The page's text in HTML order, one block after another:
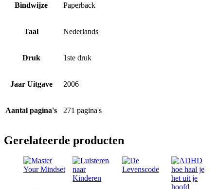
Bindwijze Paperback
Taal Nederlands
Druk 1ste druk
Jaar Uitgave 2006
Aantal pagina's 271 pagina's
Gerelateerde producten